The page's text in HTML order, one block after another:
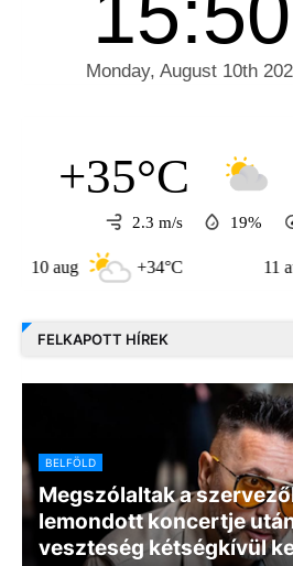
+35°C
2.3 m/s 19%
+34°C
FELKAPOTT HÍREK
BELFÖLD
Megszólaltak a
lemondott koncertje
veszteség kétségkívül